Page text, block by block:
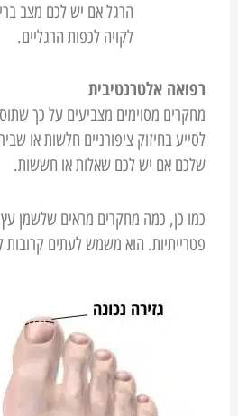
הרגל אם יש לכם מצב
לקויה לכפות הרגליים.
רפואה אלטרנטיבית
מחקרים מסוימים מצביעים על כך
לסייע בחיזוק ציפורניים חלשות או
שלכם אם יש לכם שאלות או חששות.
כמו כן, כמה מחקרים מראים שלשמן
פטרייתיות. הוא משמש לעתים קרובות